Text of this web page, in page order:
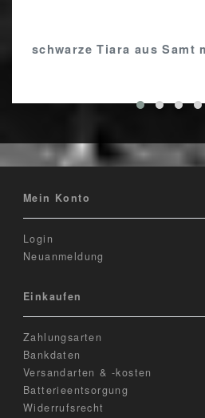
schwarze Tiara aus Samt
Mein Konto
Login
Neuanmeldung
Einkaufen
Zahlungsarten
Bankdaten
Versandarten & -kosten
Batterieentsorgung
Widerrufsrecht